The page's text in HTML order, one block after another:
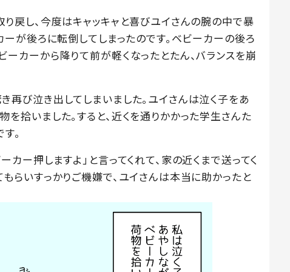
戻し、今度はキャッキャと喜びユイさんの腕の中で暴
ーが後ろに転倒してしまったのです。ベビーカーの後ろ
カーから降りて前が軽くなったとたん、バランスを崩
び泣き出してしまいました。ユイさんは泣く子をあ
拾いました。すると、近くを通りかかった学生さんた
。
ー押しますよ」と言ってくれて、家の近くまで送ってく
らいすっかりご機嫌で、ユイさんは本当に助かったと